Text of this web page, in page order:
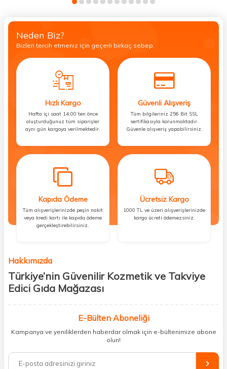
Neden Biz?
Bizleri tercih etmeniz için geçerli birkaç sebep.
Hızlı Kargo
Hafta içi saat 14:00’ten önce
oluşturduğunuz tüm siparişler
aynı gün kargoya verilmektedir.
Güvenli Alışveriş
Tüm bilgileriniz 256 Bit SSL
sertifikasıyla korunmaktadır.
Güvenle alışveriş yapabilirsiniz.
Kapıda Ödeme
Tüm alışverişlerinizde peşin nakit
veya kredi kartı ile kapıda ödeme
gerçekleştirebilirsiniz.
Ücretsiz Kargo
1000 TL ve üzeri alışverişlerinizde
kargo ücreti ödemezsiniz.
Hakkımızda
Türkiye’nin Güvenilir Kozmetik ve Takviye
Edici Gıda Mağazası
kişisel bakım hem de takviye edici gıda ürünlerini sizlerle
buluşturuyoruz. Artık mağaza mağaza dolaşmanıza gerek yok;
ihtiyacınız olan her şeyi tek bir çatı altında topluyor ve kapınıza kadar
%100 orijinal kozmetik ve sağlık ürünleriyle güzelliğinizi tamamlayabilir,
E-Bülten Aboneliği
Kampanya ve yeniliklerden haberdar olmak için e-bültenimize abone
olun!